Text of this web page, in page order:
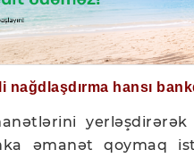
nağdlaşdırma hansı
əmanət qoymaq